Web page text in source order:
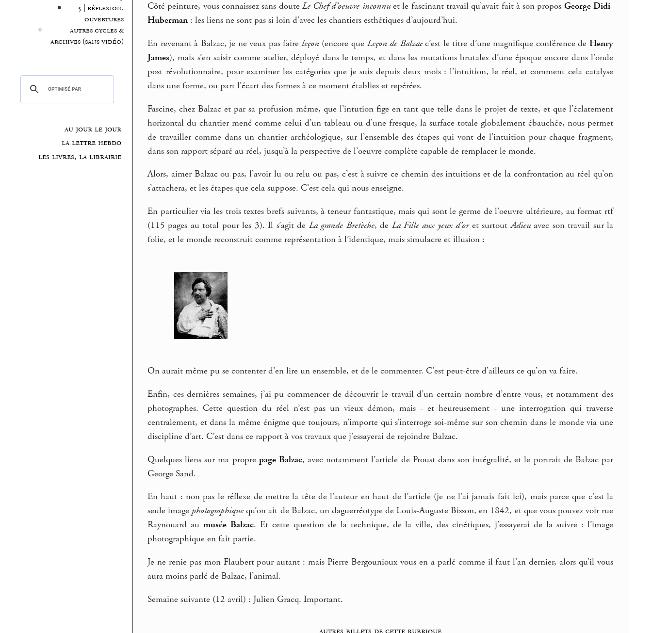
5 | réflexion,
ouvertures
autres cycles &
archives (sans vidéo)
au jour le jour
la lettre hebdo
les livres, la librairie
Côté peinture, vous connaissez sans doute Le Chef d’oeuvre inconnuet le fascinant travail qu’avait fait à son propos George Didi-
Huberman : les liens ne sont pas si loin d’avec les chantiers esthétiques d’aujourd’hui.
En revenant à Balzac, je ne veux pas faire leçon (encore que Leçon de Balzacc’est le titre d’une magnifique conférence deHenry
James), mais s’en saisir comme atelier, déployé dans le temps, et dans les mutations brutales d’une époque encore dans l’onde
post révolutionnaire, pour examiner les catégories que je suis depuis deux mois : l’intuition, le réel, et comment cela catalyse
dans une forme, ou part l’écart des formes à ce moment établies et repérées.
Fascine, chez Balzac et par sa profusion même, que l’intution fige en tant que telle dans le projet de texte, et que l’éclatement
horizontal du chantier mené comme celui d’un tableau ou d’une fresque, la surface totale globalement ébauchée, nous permet
de travailler comme dans un chantier archéologique, sur l’ensemble des étapes qui vont de l’intuition pour chaque fragment,
dans son rapport séparé au réel, jusqu’à la perspective de l’oeuvre complète capable de remplacer le monde.
Alors, aimer Balzac ou pas, l’avoir lu ou relu ou pas, c’est à suivre ce chemin des intuitions et de la confrontation au réel qu’on
s’attachera, et les étapes que cela suppose. C’est cela qui nous enseigne.
En particulier via les trois textes brefs suivants, à teneur fantastique, mais qui sont le germe de l’oeuvre ultérieure, au format rtf
(115 pages au total pour les 3). Il s’agit de La grande Bretèche, de La Fille aux yeux d’oret surtoutAdieuavec son travail sur la
folie, et le monde reconstruit comme représentation à l’identique, mais simulacre et illusion :
On aurait même pu se contenter d’en lire un ensemble, et de le commenter. C’est peut-être d’ailleurs ce qu’on va faire.
Enfin, ces dernières semaines, j’ai pu commencer de découvrir le travail d’un certain nombre d’entre vous, et notamment des
photographes. Cette question du réel n’est pas un vieux démon, mais - et heureusement - une interrogation qui traverse
centralement, et dans la même énigme que toujours, n’importe qui s’interroge soi-même sur son chemin dans le monde via une
discipline d’art. C’est dans ce rapport à vos travaux que j’essayerai de rejoindre Balzac.
Quelques liens sur ma propre page Balzac, avec notamment l’article de Proust dans son intégralité, et le portrait de Balzac par
George Sand.
En haut : non pas le réflexe de mettre la tête de l’auteur en haut de l’article (je ne l’ai jamais fait ici), mais parce que c’est la
seule imagephotographique qu’on ait de Balzac, un daguerréotype de Louis-Auguste Bisson, en 1842, et que vous pouvez voir rue
Raynouard au musée Balzac. Et cette question de la technique, de la ville, des cinétiques, j’essayerai de la suivre : l’image
photographique en fait partie.
Je ne renie pas mon Flaubert pour autant : mais Pierre Bergounioux vous en a parlé comme il faut l’an dernier, alors qu’il vous
aura moins parlé de Balzac, l’animal.
Semaine suivante (12 avril) : Julien Gracq. Important.
autres billets de cette rubrique